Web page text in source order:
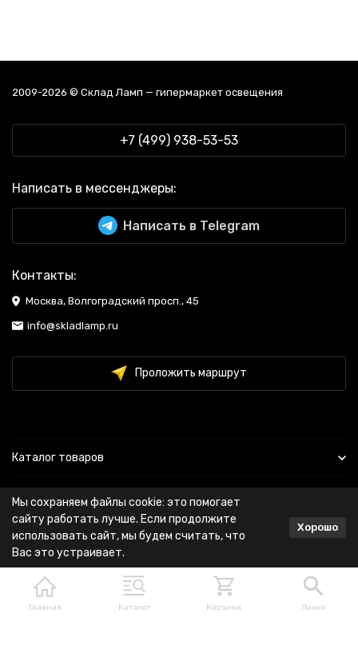
Главная Каталог Корзина Поиск
2009-2026 © Склад Ламп — гипермаркет освещения
+7 (499) 938-53-53
Написать в мессенджеры:
Написать в Telegram
Контакты:
Москва, Волгоградский просп., 45
info@skladlamp.ru
Проложить маршрут
Каталог товаров
Информация
Покупателю
Мы сохраняем файлы cookie: это помогает
сайту работать лучше. Если продолжите
использовать сайт, мы будем считать, что
Вас это устраивает.
Хорошо